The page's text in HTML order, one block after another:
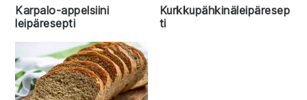
Karpalo-appelsiini
leipäresepti
Kurkkupähkinäleipäresep
ti